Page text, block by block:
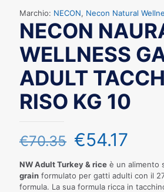
Marchio: NECON, Necon Natural
NECON
WELLNESS
ADULT
RISO KG 10
€70.35 €54.17
NW Adult Turkey & rice è un alimento
grain formulato per gatti adulti con il
formula. La sua formula ricca in